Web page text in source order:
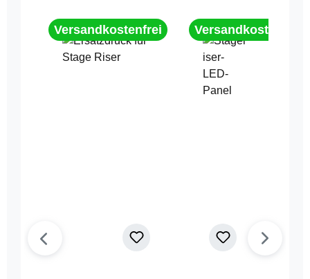
Versandkostenfrei Versandkostenfrei